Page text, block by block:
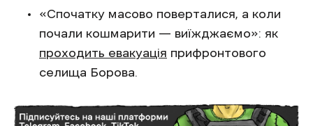
«Спочатку масово поверталися, а коли
почали кошмарити — виїжджаємо»: як
проходить евакуація прифронтового
селища Борова.